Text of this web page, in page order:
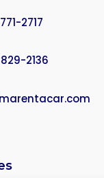
2717
2136